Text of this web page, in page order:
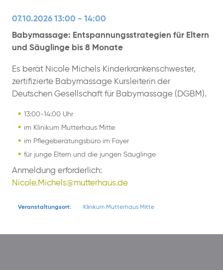
07.10.2026 13:00 - 14:00
Babymassage: Entspannungsstrategien für Eltern
und Säuglinge bis 8 Monate
Es berät Nicole Michels Kinderkrankenschwester,
zertifizierte Babymassage Kursleiterin der
Deutschen Gesellschaft für Babymassage (DGBM).
13:00-14:00 Uhr
im Klinikum Mutterhaus Mitte
im Pflegeberatungsbüro im Foyer
für junge Eltern und die jungen Säuglinge
Anmeldung erforderlich:
Nicole.Michels@mutterhaus.de
Veranstaltungsort: Klinikum Mutterhaus Mitte